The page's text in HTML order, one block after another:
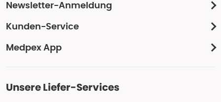
Newsletter-Anmeldung
Kunden-Service
Medpex App
Unsere Liefer-Services